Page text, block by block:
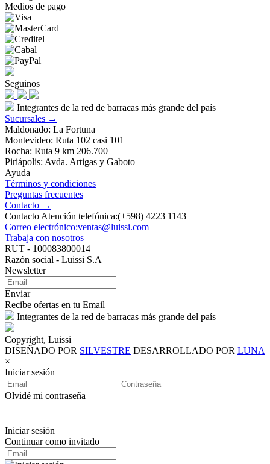
Medios de pago
Seguinos
Integrantes de la red de barracas más grande del país
Sucursales →
Maldonado: La Fortuna
Montevideo: Ruta 102 casi 101
Rocha: Ruta 9 km 206.700
Piriápolis: Avda. Artigas y Gaboto
Ayuda
Términos y condiciones
Preguntas frecuentes
Contacto →
Contacto Atención telefónica:(+598) 4223 1143
Correo electrónico:ventas@luissi.com
Trabaja con nosotros
RUT - 100083800014
Razón social - Luissi S.A
Newsletter
Enviar
Recibe ofertas en tu Email
Integrantes de la red de barracas más grande del país
Copyright, Luissi
DISEÑADO POR SILVESTRE DESARROLLADO POR LUNA
×
Iniciar sesión
Olvidé mi contraseña
Iniciar sesión
Continuar como invitado